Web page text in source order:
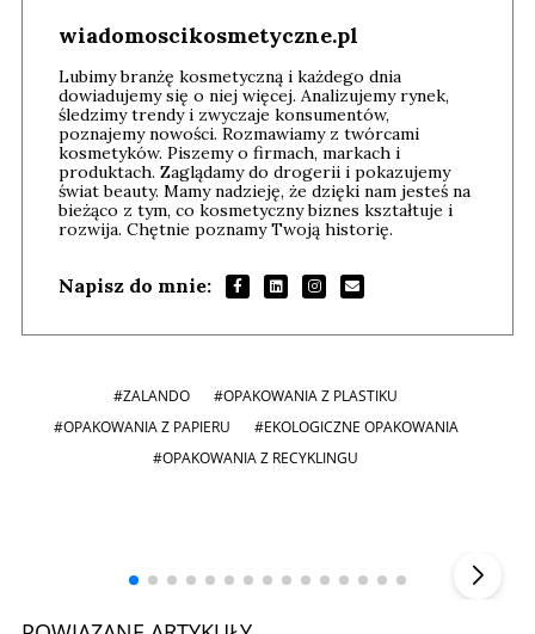
wiadomoscikosmetyczne.pl
Lubimy branżę kosmetyczną i każdego dnia
dowiadujemy się o niej więcej. Analizujemy rynek,
śledzimy trendy i zwyczaje konsumentów,
poznajemy nowości. Rozmawiamy z twórcami
kosmetyków. Piszemy o firmach, markach i
produktach. Zaglądamy do drogerii i pokazujemy
świat beauty. Mamy nadzieję, że dzięki nam jesteś na
bieżąco z tym, co kosmetyczny biznes kształtuje i
rozwija. Chętnie poznamy Twoją historię.
Napisz do mnie:
#ZALANDO
#OPAKOWANIA Z PLASTIKU
#OPAKOWANIA Z PAPIERU
#EKOLOGICZNE OPAKOWANIA
#OPAKOWANIA Z RECYKLINGU